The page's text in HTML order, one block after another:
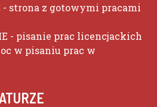
- strona z gotowymi pracami
- pisanie prac licencjackich
w pisaniu prac w